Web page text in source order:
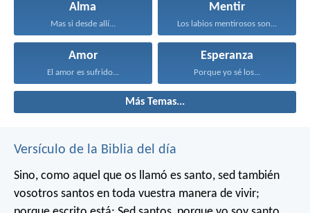
Alma
Mas si desde allí...
Mentir
Los labios mentirosos son...
Amor
El amor es sufrido...
Esperanza
Porque yo sé los...
Más Temas...
Versículo de la Biblia del día
Sino, como aquel que os llamó es santo, sed también
vosotros santos en toda vuestra manera de vivir;